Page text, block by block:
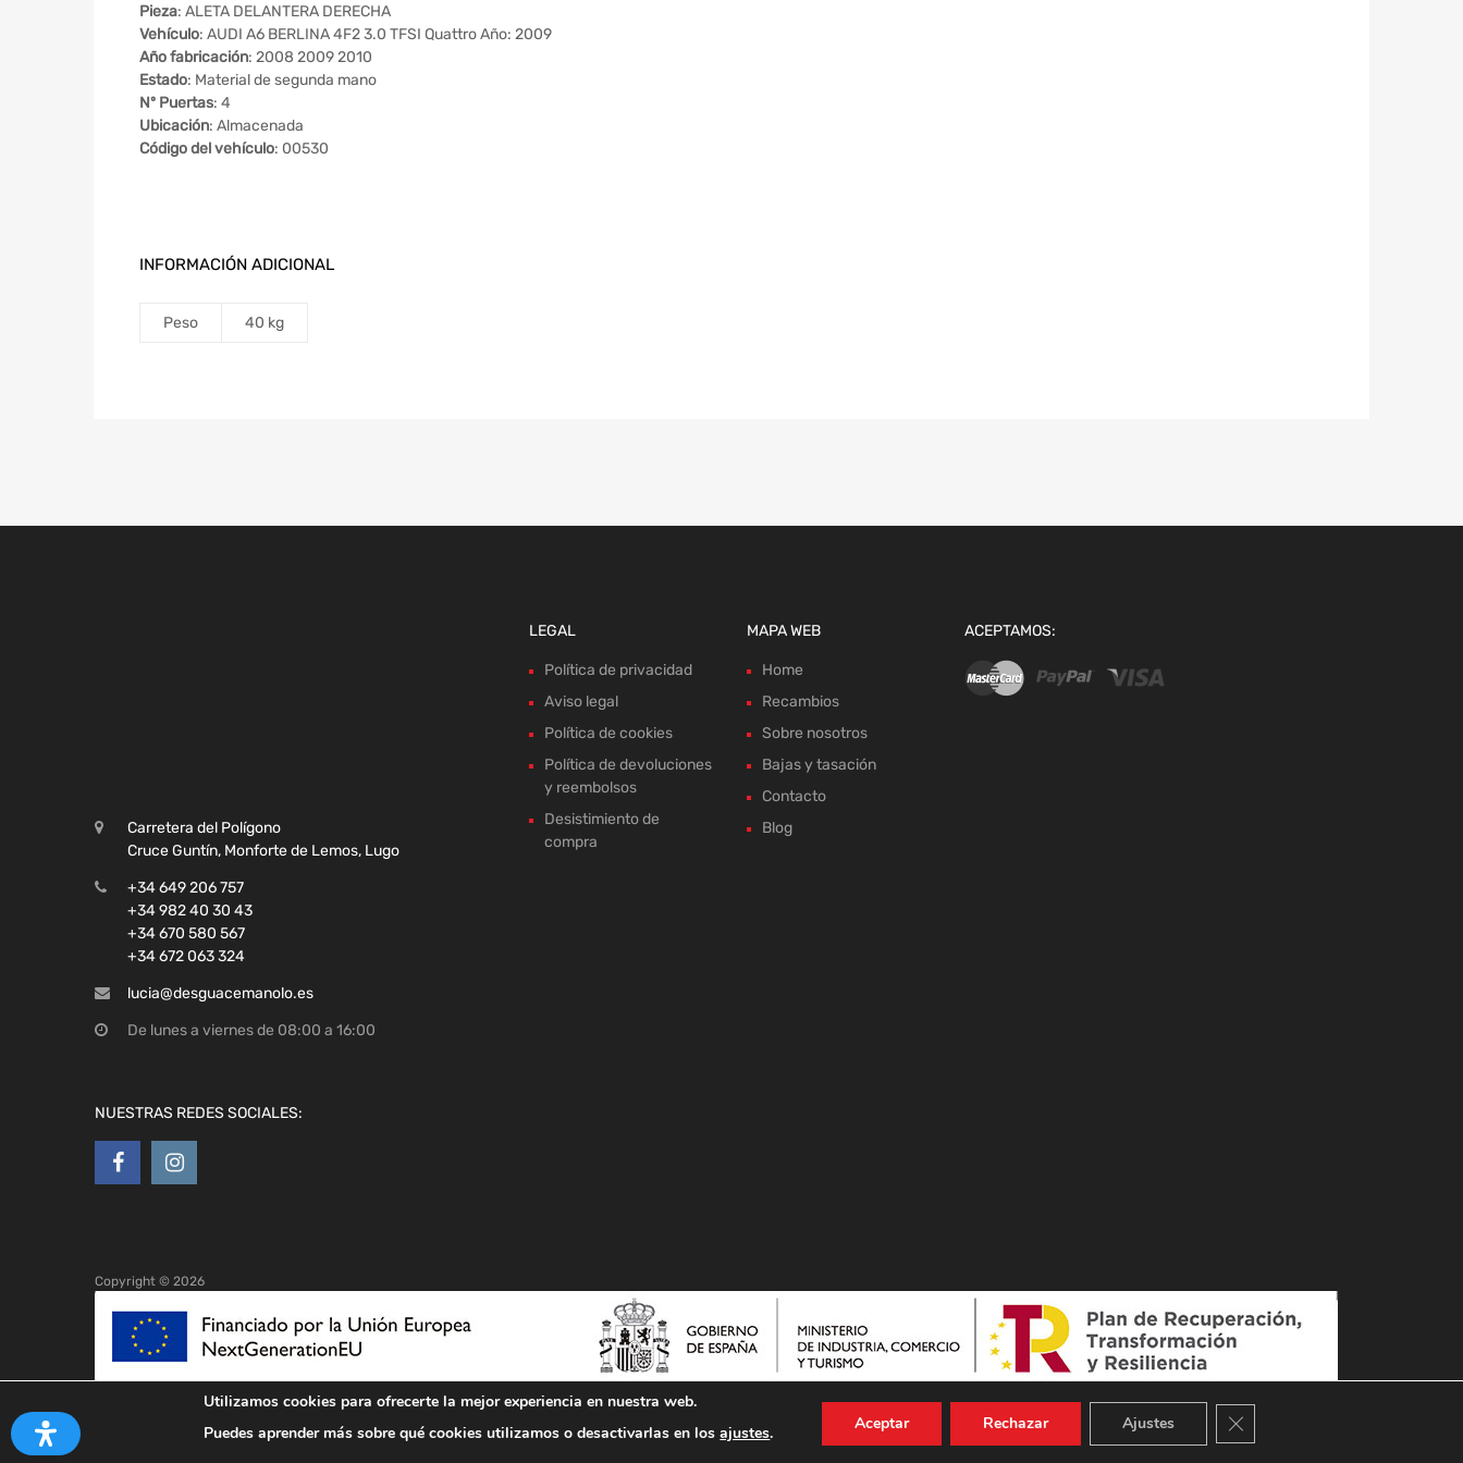
Pieza: ALETA DELANTERA DERECHA
Vehículo: AUDI A6 BERLINA 4F2 3.0 TFSI Quattro Año: 2009
Año fabricación: 2008 2009 2010
Estado: Material de segunda mano
Nº Puertas: 4
Ubicación: Almacenada
Código del vehículo: 00530
INFORMACIÓN ADICIONAL
Peso 40 kg
+34 982 40 30 43
+34 670 580 567
lucia@desguacemanolo.es
De lunes a viernes de 08:00 a 16:00
NUESTRAS REDES SOCIALES:
LEGAL
Política de privacidad
Aviso legal
Política de cookies
Política de devoluciones
y reembolsos
Desistimiento de
compra
MAPA WEB
Home
Recambios
Sobre nosotros
Bajas y tasación
Contacto
Blog
ACEPTAMOS:
Utilizamos cookies para ofrecerte la mejor experiencia en nuestra web.
Puedes aprender más sobre qué cookies utilizamos o desactivarlas en losajustes. Aceptar Rechazar Ajustes Cerrar el banner de cookies RGPD